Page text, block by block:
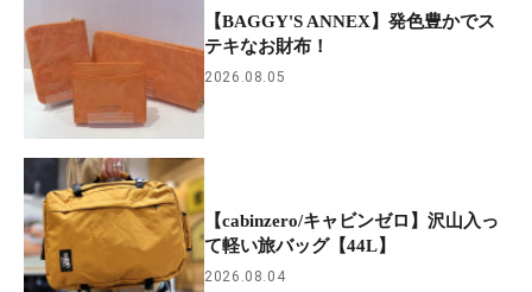
【BAGGY'S ANNEX】発色豊かでス
テキなお財布！
2026.08.05
【cabinzero/キャビンゼロ】沢山入っ
て軽い旅バッグ【44L】
2026.08.04